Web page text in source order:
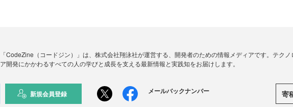
「CodeZine（コードジン）」は、株式会社翔泳社が運営する、開発者のための情報メディアです。テク
ア開発にかかわるすべての人の学びと成長を支える最新情報と実践知をお届けします。
新規会員登録 メールバックナンバー 寄